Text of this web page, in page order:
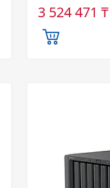
3 524 471 ₸